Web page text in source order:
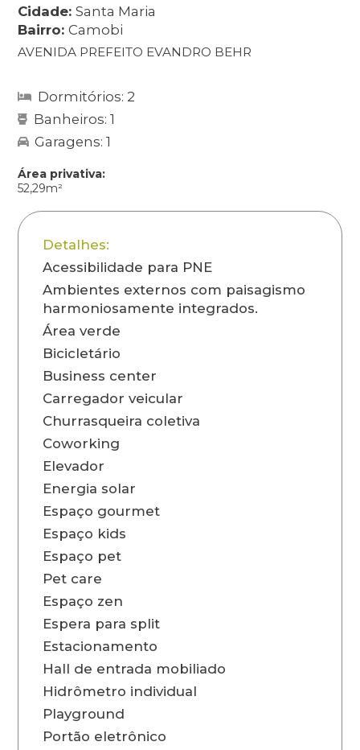
Cidade:Santa Maria
Bairro:Camobi
AVENIDA PREFEITO EVANDRO BEHR
Dormitórios: 2
Banheiros: 1
Garagens: 1
Área privativa:
52,29m²
Detalhes:
Acessibilidade para PNE
Ambientes externos com paisagismo
harmoniosamente integrados.
Área verde
Bicicletário
Business center
Carregador veicular
Churrasqueira coletiva
Coworking
Elevador
Energia solar
Espaço gourmet
Espaço kids
Espaço pet
Pet care
Espaço zen
Espera para split
Estacionamento
Hall de entrada mobiliado
Hidrômetro individual
Playground
Portão eletrônico